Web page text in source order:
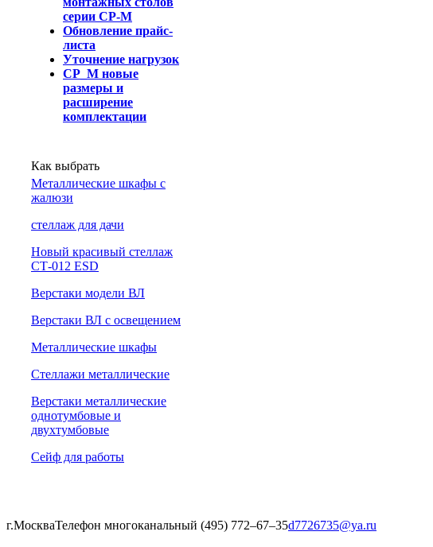
серии СР-М
Обновление прайс-
листа
Уточнение нагрузок
СР_М новые
размеры и
расширение
комплектации
Как выбрать
Металлические шкафы с
жалюзи
cтеллаж для дачи
Новый красивый стеллаж
СТ-012 ESD
Верстаки модели ВЛ
Верстаки ВЛ с освещением
Металлические шкафы
Стеллажи металлические
Верстаки металлические
однотумбовые и
двухтумбовые
Сейф для работы
г.МоскваТелефон многоканальный (495) 772‒67‒35d7726735@ya.ru